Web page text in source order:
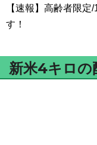
【速報】高齢者限
す！
新米4キロの